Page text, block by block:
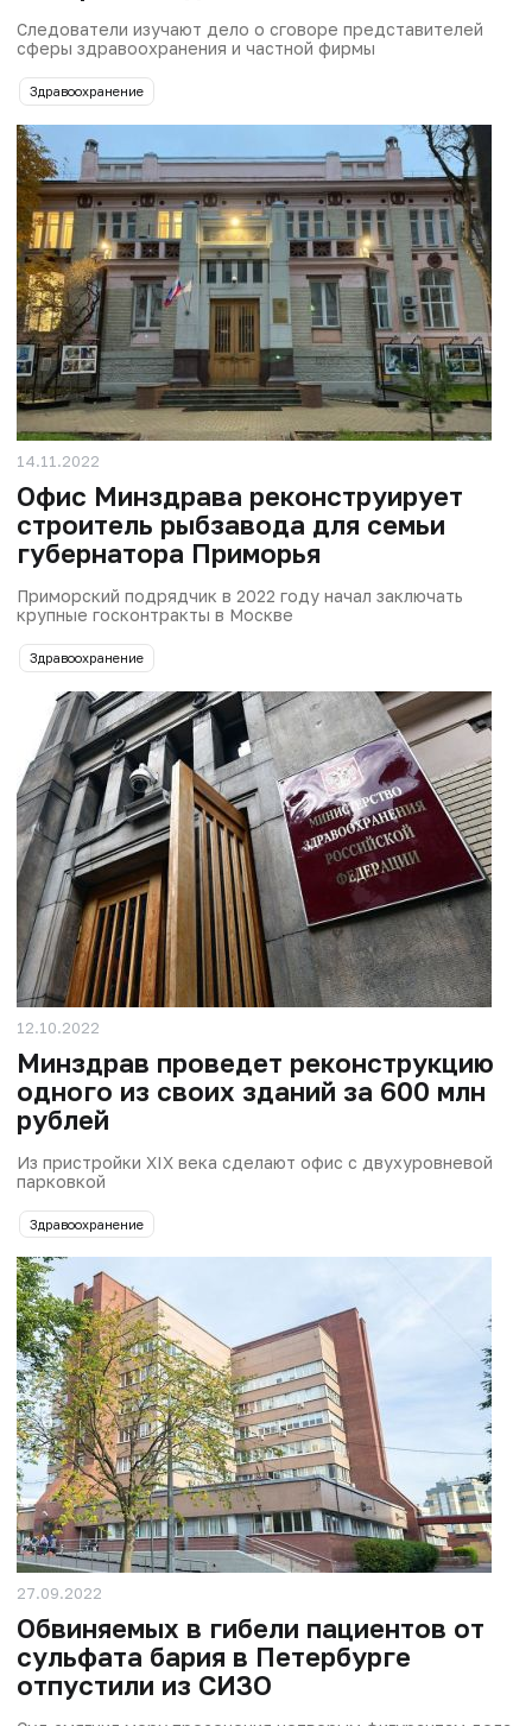
Следователи изучают дело о сговоре представителей
сферы здравоохранения и частной фирмы
Здравоохранение
14.11.2022
Офис Минздрава реконструирует
строитель рыбзавода для семьи
губернатора Приморья
Приморский подрядчик в 2022 году начал заключать
крупные госконтракты в Москве
Здравоохранение
12.10.2022
Минздрав проведет реконструкцию
одного из своих зданий за 600 млн
рублей
Из пристройки XIX века сделают офис с двухуровневой
парковкой
Здравоохранение
27.09.2022
Обвиняемых в гибели пациентов от
сульфата бария в Петербурге
отпустили из СИЗО